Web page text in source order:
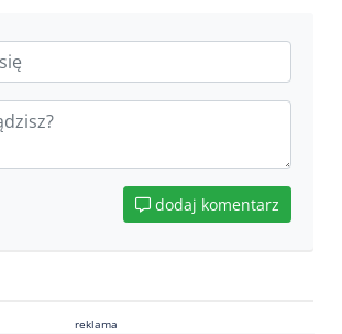
dodaj komentarz
reklama